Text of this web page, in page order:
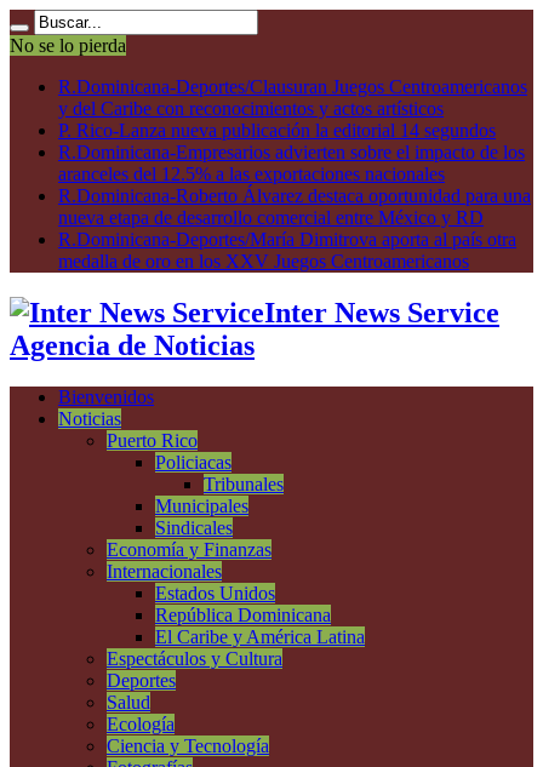
No se lo pierda
R.Dominicana-Deportes/Clausuran Juegos Centroamericanos
y del Caribe con reconocimientos y actos artísticos
P. Rico-Lanza nueva publicación la editorial 14 segundos
R.Dominicana-Empresarios advierten sobre el impacto de los
aranceles del 12.5% a las exportaciones nacionales
R.Dominicana-Roberto Álvarez destaca oportunidad para una
nueva etapa de desarrollo comercial entre México y RD
R.Dominicana-Deportes/María Dimitrova aporta al país otra
medalla de oro en los XXV Juegos Centroamericanos
Inter News Service
Agencia de Noticias
Bienvenidos
Noticias
Puerto Rico
Policiacas
Tribunales
Municipales
Sindicales
Economía y Finanzas
Internacionales
Estados Unidos
República Dominicana
El Caribe y América Latina
Espectáculos y Cultura
Deportes
Salud
Ecología
Ciencia y Tecnología